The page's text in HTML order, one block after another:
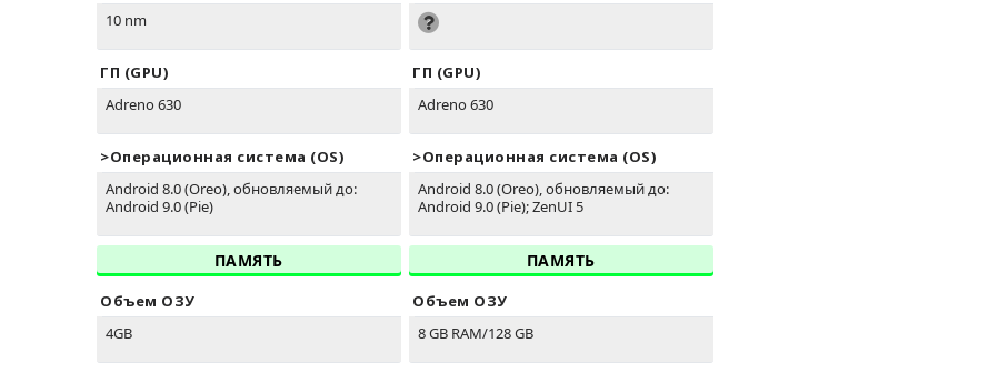
10 nm
ГП (GPU)
Adreno 630
>Oперационная система (OS)
Android 8.0 (Oreo), обновляемый до:
Android 9.0 (Pie)
ПАМЯТЬ
Объем ОЗУ
4GB
ГП (GPU)
Adreno 630
>Oперационная система (OS)
Android 8.0 (Oreo), обновляемый до:
Android 9.0 (Pie); ZenUI 5
ПАМЯТЬ
Объем ОЗУ
8 GB RAM/128 GB